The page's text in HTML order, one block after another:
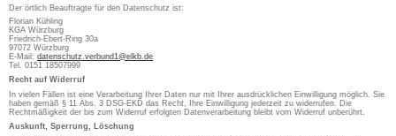
Der örtlich Beauftragte für den Datenschutz ist:
Florian Kühling
KGA Würzburg
Friedrich-Ebert-Ring 30a
97072 Würzburg
E-Mail: datenschutz.verbund1@elkb.de
Tel. 0151 18507999
Recht auf Widerruf
In vielen Fällen ist eine Verarbeitung Ihrer Daten nur mit Ihrer ausdrücklichen Einwilligung möglich. Sie
haben gemäß § 11 Abs. 3 DSG-EKD das Recht, Ihre Einwilligung jederzeit zu widerrufen. Die
Rechtmäßigkeit der bis zum Widerruf erfolgten Datenverarbeitung bleibt vom Widerruf unberührt.
Auskunft, Sperrung, Löschung